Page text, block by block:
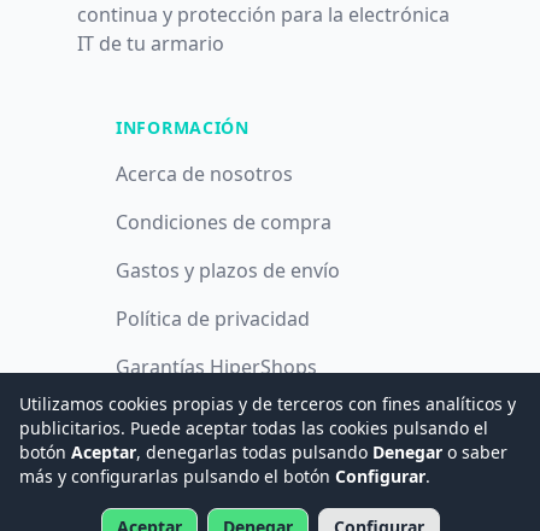
continua y protección para la electrónica
IT de tu armario
INFORMACIÓN
Acerca de nosotros
Condiciones de compra
Gastos y plazos de envío
Política de privacidad
Garantías HiperShops
Política de cookies
© 2008 -2026Hogar Digital e Inmótica Ingenieros, S.L.
Utilizamos cookies propias y de terceros con fines analíticos y
publicitarios. Puede aceptar todas las cookies pulsando el
botón Aceptar, denegarlas todas pulsando Denegar o saber
más y configurarlas pulsando el botón Configurar.